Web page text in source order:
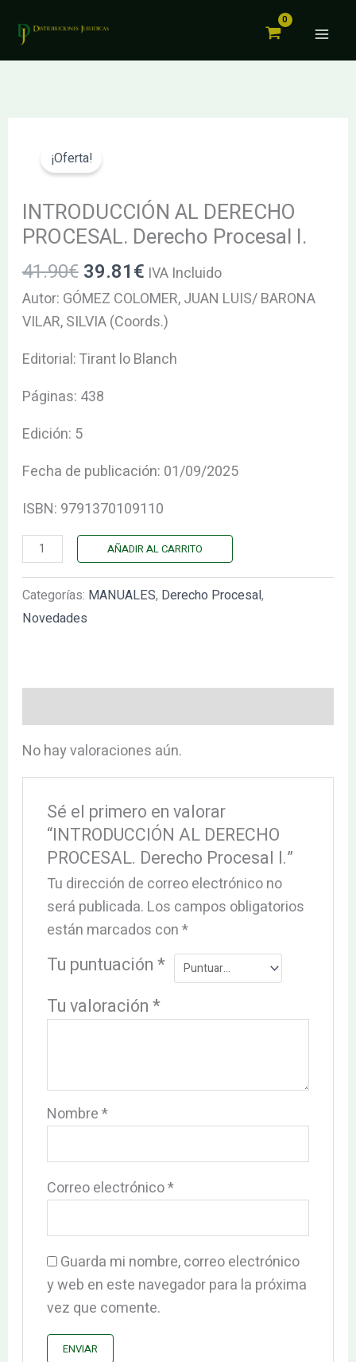
contenido
¡Oferta!
INTRODUCCIÓN AL DERECHO
PROCESAL. Derecho Procesal I.
41.90€
precio
original
era:
41.90€.
39.81€
es:
39.81€.
IVA Incluido
Autor: GÓMEZ COLOMER, JUAN LUIS/ BARONA
VILAR, SILVIA (Coords.)
Editorial: Tirant lo Blanch
Páginas: 438
Edición: 5
Fecha de publicación: 01/09/2025
ISBN: 9791370109110
DERECHO
PROCESAL.
Derecho
I.
cantidad
AÑADIR AL CARRITO
Categorías: MANUALES, Derecho Procesal,
Novedades
No hay valoraciones aún.
Sé el primero en valorar
“INTRODUCCIÓN AL DERECHO
PROCESAL. Derecho Procesal I.”
Tu dirección de correo electrónico no
será publicada. Los campos obligatorios
están marcados con*
Tu puntuación*
Tu valoración*
Nombre*
Correo electrónico*
Guarda mi nombre, correo electrónico
y web en este navegador para la próxima
vez que comente.
PROCESAL.
Derecho